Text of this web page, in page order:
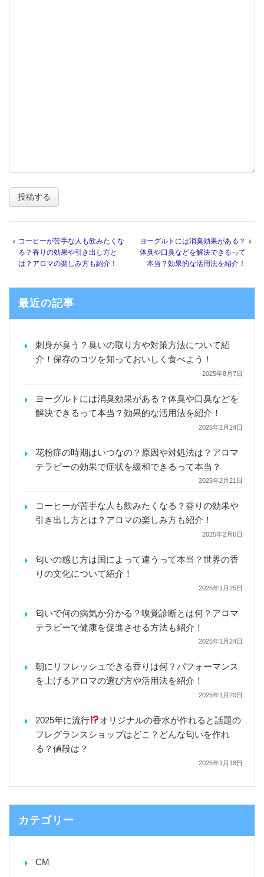
コーヒーが苦手な人も飲みたくな
る？香りの効果や引き出し方と
は？アロマの楽しみ方も紹介！
ヨーグルトには消臭効果がある？
体臭や口臭などを解決できるって
本当？効果的な活用法を紹介！
最近の記事
刺身が臭う？臭いの取り方や対策方法について紹
介！保存のコツを知っておいしく食べよう！
2025年8月7日
ヨーグルトには消臭効果がある？体臭や口臭などを
解決できるって本当？効果的な活用法を紹介！
2025年2月24日
花粉症の時期はいつなの？原因や対処法は？アロマ
テラピーの効果で症状を緩和できるって本当？
2025年2月21日
コーヒーが苦手な人も飲みたくなる？香りの効果や
引き出し方とは？アロマの楽しみ方も紹介！
2025年2月6日
匂いの感じ方は国によって違うって本当？世界の香
りの文化について紹介！
2025年1月25日
匂いで何の病気か分かる？嗅覚診断とは何？アロマ
テラピーで健康を促進させる方法も紹介！
2025年1月24日
朝にリフレッシュできる香りは何？パフォーマンス
を上げるアロマの選び方や活用法を紹介！
2025年1月20日
2025年に流行
オリジナルの香水が作れると話題の
フレグランスショップはどこ？どんな匂いを作れ
る？値段は？
2025年1月18日
カテゴリー
CM